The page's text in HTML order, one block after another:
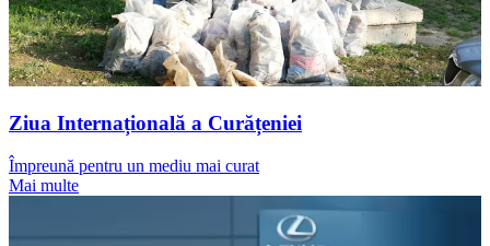
Ziua Internațională a Curățeniei
Împreună pentru un mediu mai curat
Mai multe